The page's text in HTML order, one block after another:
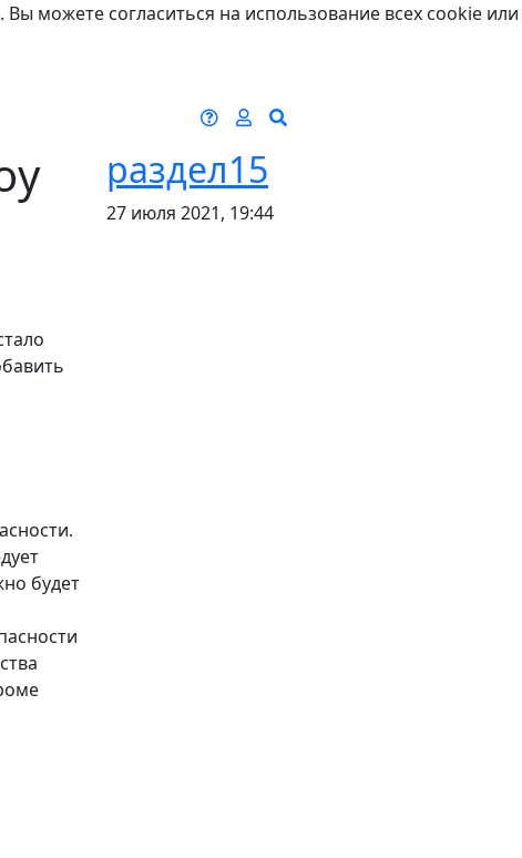
можете согласиться на использование всех cookie или
раздел15
27 июля 2021, 19:44
будет